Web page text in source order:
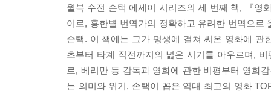
윌북 수전 손택 에세이 시리즈의 세 번째 책, 『영
이로, 홍한별 번역가의 정확하고 유려한 번역으
손택. 이 책에는 그가 평생에 걸쳐 써온 영화에 관
초부터 타계 직전까지의 넓은 시기를 아우르며,
르, 베리만 등 감독과 영화에 관한 비평부터 영화
는 의미와 위기, 손택이 꼽은 역대 최고의 영화